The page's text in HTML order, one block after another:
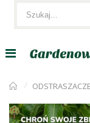
ODSTRASZACZE